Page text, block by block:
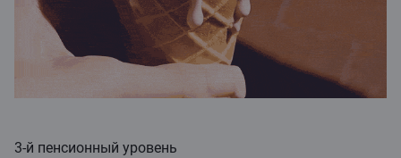
3-й пенсионный уровень